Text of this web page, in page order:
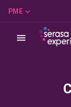
PME